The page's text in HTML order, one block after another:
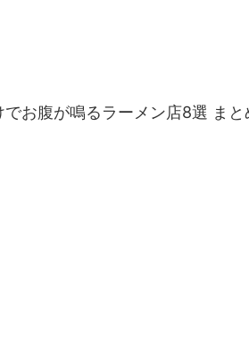
お腹が鳴るラーメン店8選 まと